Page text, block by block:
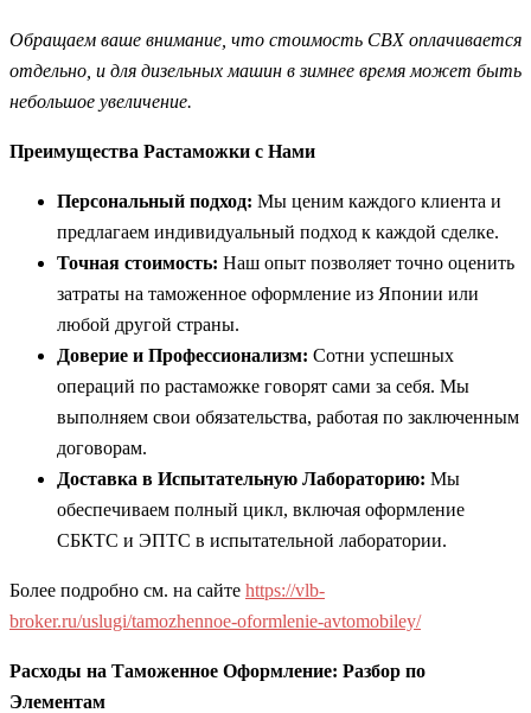
Обращаем ваше внимание, что стоимость СВХ оплачивается
отдельно, и для дизельных машин в зимнее время может быть
небольшое увеличение.
Преимущества Растаможки с Нами
Персональный подход: Мы ценим каждого клиента и
предлагаем индивидуальный подход к каждой сделке.
Точная стоимость: Наш опыт позволяет точно оценить
затраты на таможенное оформление из Японии или
любой другой страны.
Доверие и Профессионализм: Сотни успешных
операций по растаможке говорят сами за себя. Мы
выполняем свои обязательства, работая по заключенным
договорам.
Доставка в Испытательную Лабораторию: Мы
обеспечиваем полный цикл, включая оформление
СБКТС и ЭПТС в испытательной лаборатории.
Более подробно см. на сайте https://vlb-
broker.ru/uslugi/tamozhennoe-oformlenie-avtomobiley/
Расходы на Таможенное Оформление: Разбор по
Элементам